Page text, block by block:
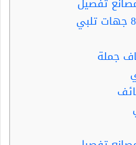
فساتين الزفاف .. أفضل 8 جهات تلبي
جملة